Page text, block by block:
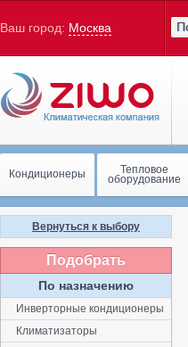
Ваш город: Москва
Кондиционеры Тепловое
оборудование
Вернуться к выбору
Подобрать
По назначению
Инверторные кондиционеры
Климатизаторы